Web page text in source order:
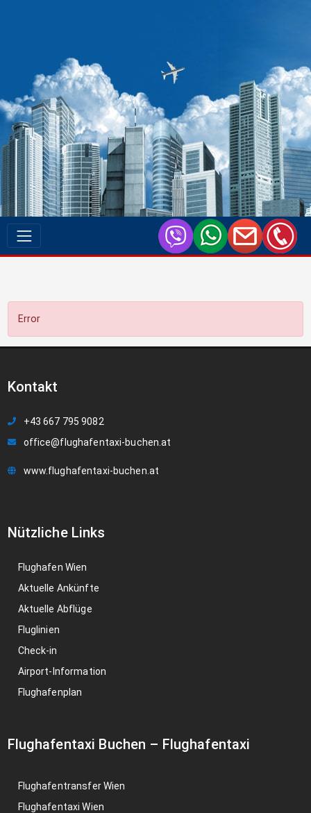
Error
Kontakt
+43 667 795 9082
office@flughafentaxi-buchen.at
www.flughafentaxi-buchen.at
Nützliche Links
Flughafen Wien
Aktuelle Ankünfte
Aktuelle Abflüge
Fluglinien
Check-in
Airport-Information
Flughafenplan
Flughafentaxi Buchen – Flughafentaxi
Flughafentransfer Wien
Flughafentaxi Wien